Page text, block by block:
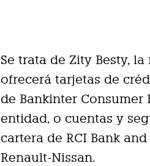
Se trata de Zity Besty,
ofrecerá tarjetas de
de Bankinter Consumer
entidad, o cuentas y
cartera de RCI Bank
Renault-Nissan.